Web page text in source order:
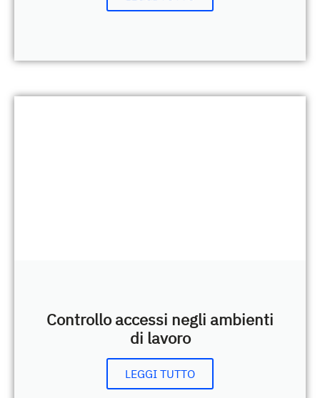
Controllo accessi negli ambienti
di lavoro
LEGGI TUTTO